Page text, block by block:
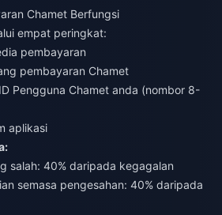
Chamet Berfungsi
empat peringkat:
pembayaran
pembayaran Chamet
Pengguna Chamet anda (nombor 8-
aplikasi
salah: 40% daripada kegagalan
semasa pengesahan: 40% daripada